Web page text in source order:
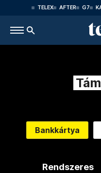
TELEX AFTER G7
Bankkártya
Rendszeres